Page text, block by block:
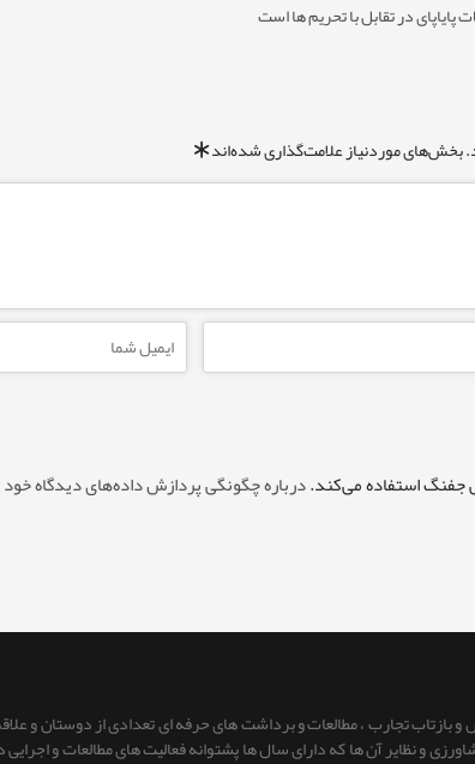
پایاپای در تقابل با تحریم ها است
بخش‌های موردنیاز علامت‌گذاری شده‌اند*
جفنگ استفاده می‌کند. درباره چگونگی پردازش داده‌های دیدگاه خود
و بازتاب تجارب ، مطالعات و برداشت های حرفه ای تعدادی از دوستان و
و نظایر آن ها که دارای سال ها پشتوانه فعالیت های مطالعات و